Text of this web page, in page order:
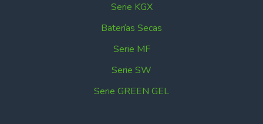
Serie KGX
Baterías Secas
Serie MF
Serie SW
Serie GREEN GEL